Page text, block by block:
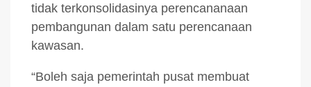
tidak terkonsolidasinya perencananaan
pembangunan dalam satu perencanaan
kawasan.
“Boleh saja pemerintah pusat membuat